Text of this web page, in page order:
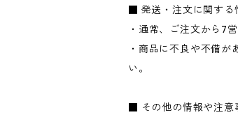
■ 発送・注文に関する
・通常、ご注文から7
・商品に不良や不備が
い。
■ その他の情報や注意